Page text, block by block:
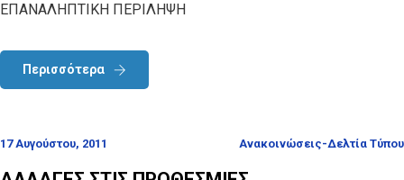
ΕΠΑΝΑΛΗΠΤΙΚΗ ΠΕΡΙΛΗΨΗ
Περισσότερα
17 Αυγούστου, 2011 Ανακοινώσεις-Δελτία Τύπου